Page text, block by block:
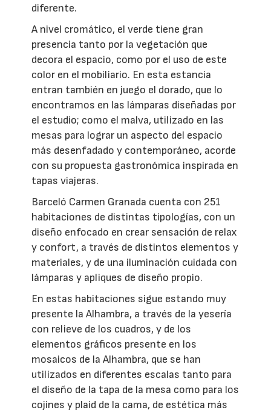
diferente.
A nivel cromático, el verde tiene gran
presencia tanto por la vegetación que
decora el espacio, como por el uso de este
color en el mobiliario. En esta estancia
entran también en juego el dorado, que lo
encontramos en las lámparas diseñadas por
el estudio; como el malva, utilizado en las
mesas para lograr un aspecto del espacio
más desenfadado y contemporáneo, acorde
con su propuesta gastronómica inspirada en
tapas viajeras.
Barceló Carmen Granada cuenta con 251
habitaciones de distintas tipologías, con un
diseño enfocado en crear sensación de relax
y confort, a través de distintos elementos y
materiales, y de una iluminación cuidada con
lámparas y apliques de diseño propio.
En estas habitaciones sigue estando muy
presente la Alhambra, a través de la yesería
con relieve de los cuadros, y de los
elementos gráficos presente en los
mosaicos de la Alhambra, que se han
utilizados en diferentes escalas tanto para
el diseño de la tapa de la mesa como para los
cojines y plaid de la cama, de estética más